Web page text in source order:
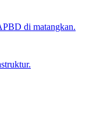
di matangkan.